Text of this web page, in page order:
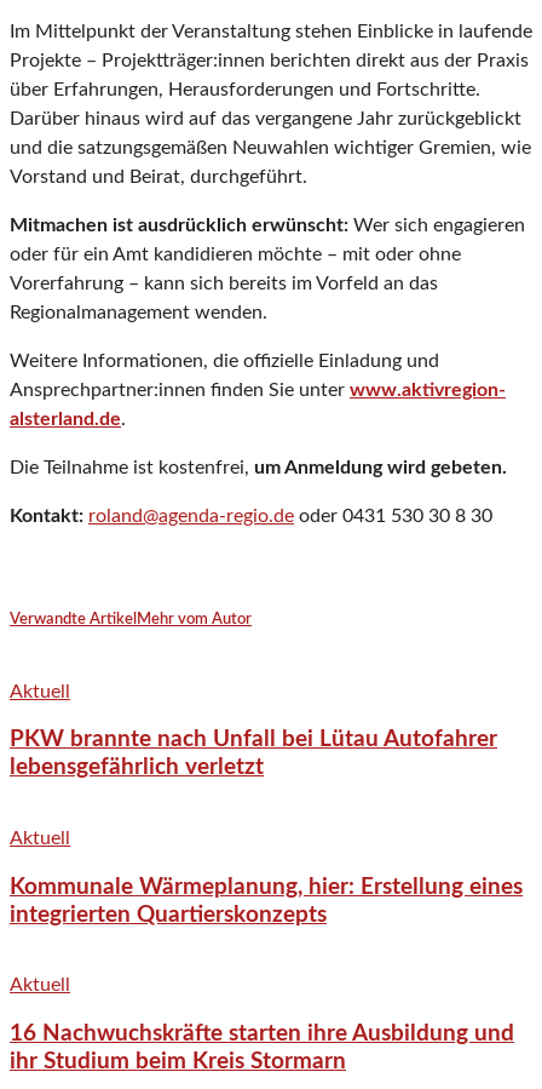
Im Mittelpunkt der Veranstaltung stehen Einblicke in laufende
Projekte – Projektträger:innen berichten direkt aus der Praxis
über Erfahrungen, Herausforderungen und Fortschritte.
Darüber hinaus wird auf das vergangene Jahr zurückgeblickt
und die satzungsgemäßen Neuwahlen wichtiger Gremien, wie
Vorstand und Beirat, durchgeführt.
Mitmachen ist ausdrücklich erwünscht: Wer sich engagieren
oder für ein Amt kandidieren möchte – mit oder ohne
Vorerfahrung – kann sich bereits im Vorfeld an das
Regionalmanagement wenden.
Weitere Informationen, die offizielle Einladung und
Ansprechpartner:innen finden Sie unter www.aktivregion-
alsterland.de.
Die Teilnahme ist kostenfrei, um Anmeldung wird gebeten.
Kontakt: roland@agenda-regio.de oder 0431 530 30 8 30
Verwandte Artikel Mehr vom Autor
Aktuell
PKW brannte nach Unfall bei Lütau Autofahrer
lebensgefährlich verletzt
Aktuell
Kommunale Wärmeplanung, hier: Erstellung eines
integrierten Quartierskonzepts
Aktuell
16 Nachwuchskräfte starten ihre Ausbildung und
ihr Studium beim Kreis Stormarn